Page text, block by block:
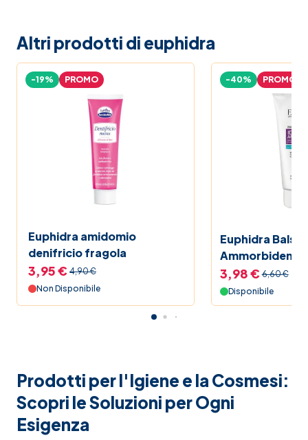
Altri prodotti di euphidra
Euphidra amidomio
denifricio fragola
-19% PROMO
3,95 € 4,90 €
Non Disponibile
Euphidra
Ammorbidente
-40% PROMO
3,98 € 6,60 €
Disponibile
Prodotti per l'Igiene e la Cosmesi:
Scopri le Soluzioni per Ogni
Esigenza